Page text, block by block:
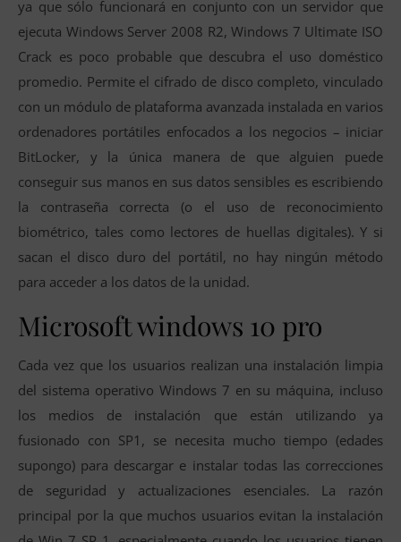
ya que sólo funcionará en conjunto con un servidor que
ejecuta Windows Server 2008 R2, Windows 7 Ultimate ISO
Crack es poco probable que descubra el uso doméstico
promedio. Permite el cifrado de disco completo, vinculado
con un módulo de plataforma avanzada instalada en varios
ordenadores portátiles enfocados a los negocios – iniciar
BitLocker, y la única manera de que alguien puede
conseguir sus manos en sus datos sensibles es escribiendo
la contraseña correcta (o el uso de reconocimiento
biométrico, tales como lectores de huellas digitales). Y si
sacan el disco duro del portátil, no hay ningún método
para acceder a los datos de la unidad.
Microsoft windows 10 pro
Cada vez que los usuarios realizan una instalación limpia
del sistema operativo Windows 7 en su máquina, incluso
los medios de instalación que están utilizando ya
fusionado con SP1, se necesita mucho tiempo (edades
supongo) para descargar e instalar todas las correcciones
de seguridad y actualizaciones esenciales. La razón
principal por la que muchos usuarios evitan la instalación